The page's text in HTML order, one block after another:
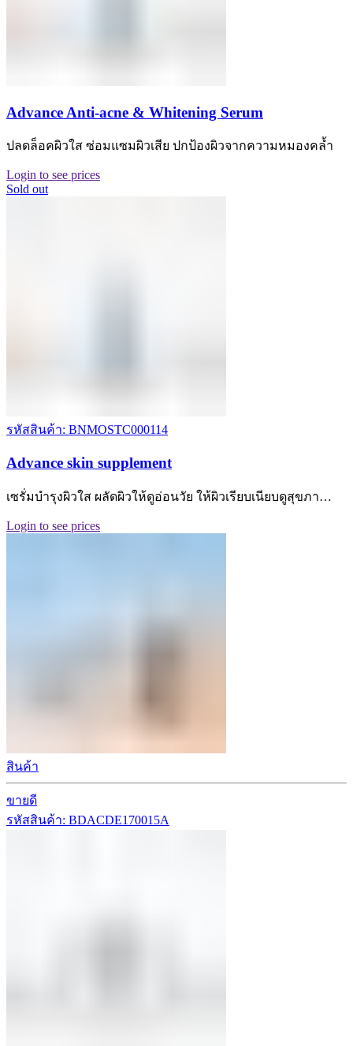
Advance Anti-acne & Whitening Serum
ปลดล็อคผิวใส ซ่อมแซมผิวเสีย ปกป้องผิวจากความหมองคล้ำ
Login to see prices
Sold out
รหัสสินค้า: BNMOSTC000114
Advance skin supplement
เซรั่มบำรุงผิวใส ผลัดผิวให้ดูอ่อนวัย ให้ผิวเรียบเนียบดูสุขภา…
Login to see prices
สินค้า
ขายดี
รหัสสินค้า: BDACDE170015A